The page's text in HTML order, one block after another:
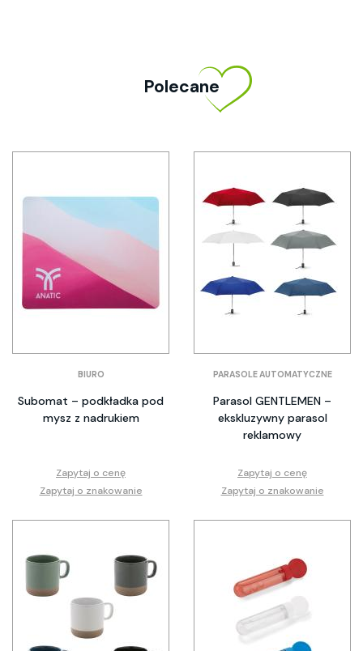
Polecane
BIURO
Subomat – podkładka pod
mysz z nadrukiem
Zapytaj o cenę
Zapytaj o znakowanie
PARASOLE AUTOMATYCZNE
Parasol GENTLEMEN –
ekskluzywny parasol
reklamowy
Zapytaj o cenę
Zapytaj o znakowanie